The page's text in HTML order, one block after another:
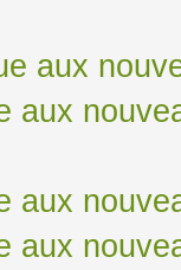
aux
aux
aux
aux